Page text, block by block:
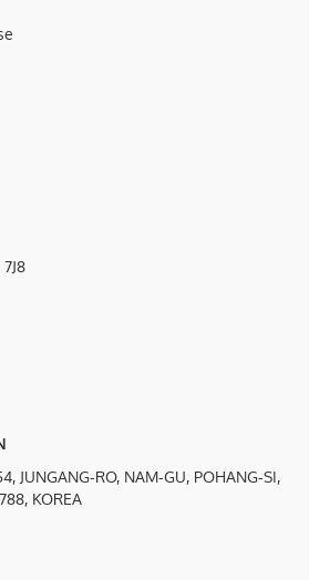
JUNGANG-RO, NAM-GU, POHANG-SI,
KOREA